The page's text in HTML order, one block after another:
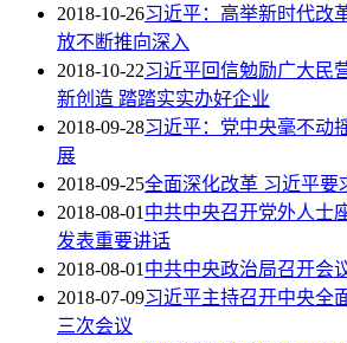
2018-10-26习近平：高举新时代改
放不断推向深入
2018-10-22习近平回信勉励广大民
新创造 踏踏实实办好企业
2018-09-28习近平：党中央毫不动
展
2018-09-25全面深化改革 习近平要
2018-08-01中共中央召开党外人士
发表重要讲话
2018-08-01中共中央政治局召开会
2018-07-09习近平主持召开中央全
三次会议